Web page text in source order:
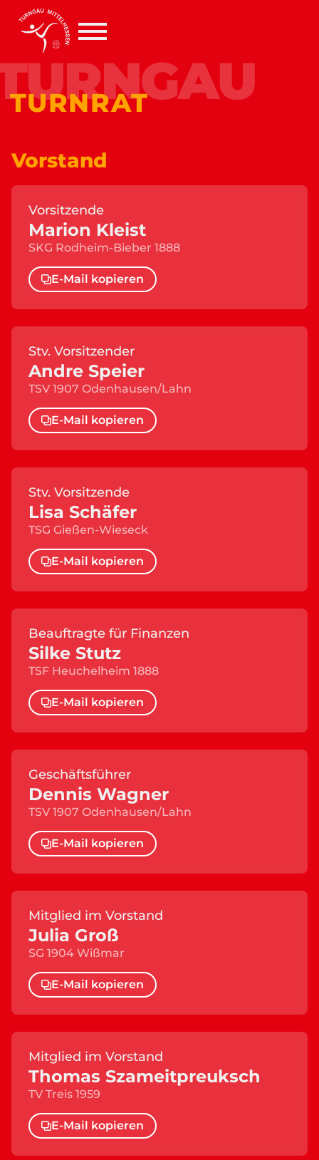
TURNRAT
Vorstand
Vorsitzende
Marion Kleist
SKG Rodheim-Bieber 1888
E-Mail kopieren
Stv. Vorsitzender
Andre Speier
TSV 1907 Odenhausen/Lahn
E-Mail kopieren
Stv. Vorsitzende
Lisa Schäfer
TSG Gießen-Wieseck
E-Mail kopieren
Beauftragte für Finanzen
Silke Stutz
TSF Heuchelheim 1888
E-Mail kopieren
Geschäftsführer
Dennis Wagner
TSV 1907 Odenhausen/Lahn
E-Mail kopieren
Mitglied im Vorstand
Julia Groß
SG 1904 Wißmar
E-Mail kopieren
Mitglied im Vorstand
Thomas Szameitpreuksch
TV Treis 1959
E-Mail kopieren